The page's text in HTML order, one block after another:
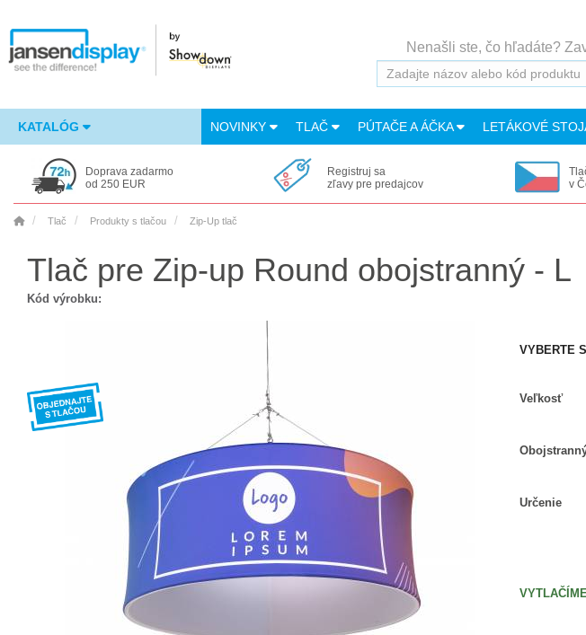
Nenašli ste, čo hľadáte?
KATALÓG NOVINKY TLAČ PÚTAČE A ÁČKA LETÁKOVÉ
Doprava zadarmo
od 250 EUR
Registruj sa
zľavy pre predajcov
v
Tlač Produkty s tlačou Zip-Up tlač
Tlač pre Zip-up Round obojstranný - L
Kód výrobku:
VYBERTE
Veľkosť
Určenie